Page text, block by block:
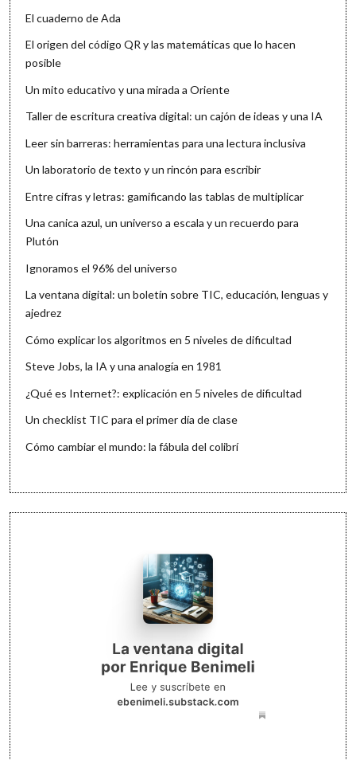
El cuaderno de Ada
El origen del código QR y las matemáticas que lo hacen
posible
Un mito educativo y una mirada a Oriente
Taller de escritura creativa digital: un cajón de ideas y una IA
Leer sin barreras: herramientas para una lectura inclusiva
Un laboratorio de texto y un rincón para escribir
Entre cifras y letras: gamificando las tablas de multiplicar
Una canica azul, un universo a escala y un recuerdo para
Plutón
Ignoramos el 96% del universo
La ventana digital: un boletín sobre TIC, educación, lenguas y
ajedrez
Cómo explicar los algoritmos en 5 niveles de dificultad
Steve Jobs, la IA y una analogía en 1981
¿Qué es Internet?: explicación en 5 niveles de dificultad
Un checklist TIC para el primer día de clase
Cómo cambiar el mundo: la fábula del colibrí